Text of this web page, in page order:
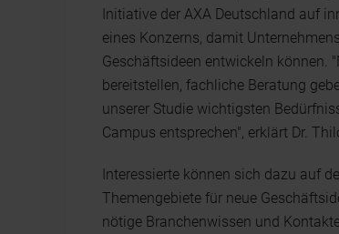
Initiative der AXA Deutschland auf
eines Konzerns, damit
Geschäftsideen entwickeln können.
bereitstellen, fachliche Beratung
unserer Studie wichtigsten
Campus entsprechen", erklärt Dr.
Interessierte können sich dazu auf
Themengebiete für neue
nötige Branchenwissen und